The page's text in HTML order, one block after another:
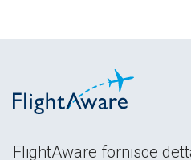
FlightAware fornisce